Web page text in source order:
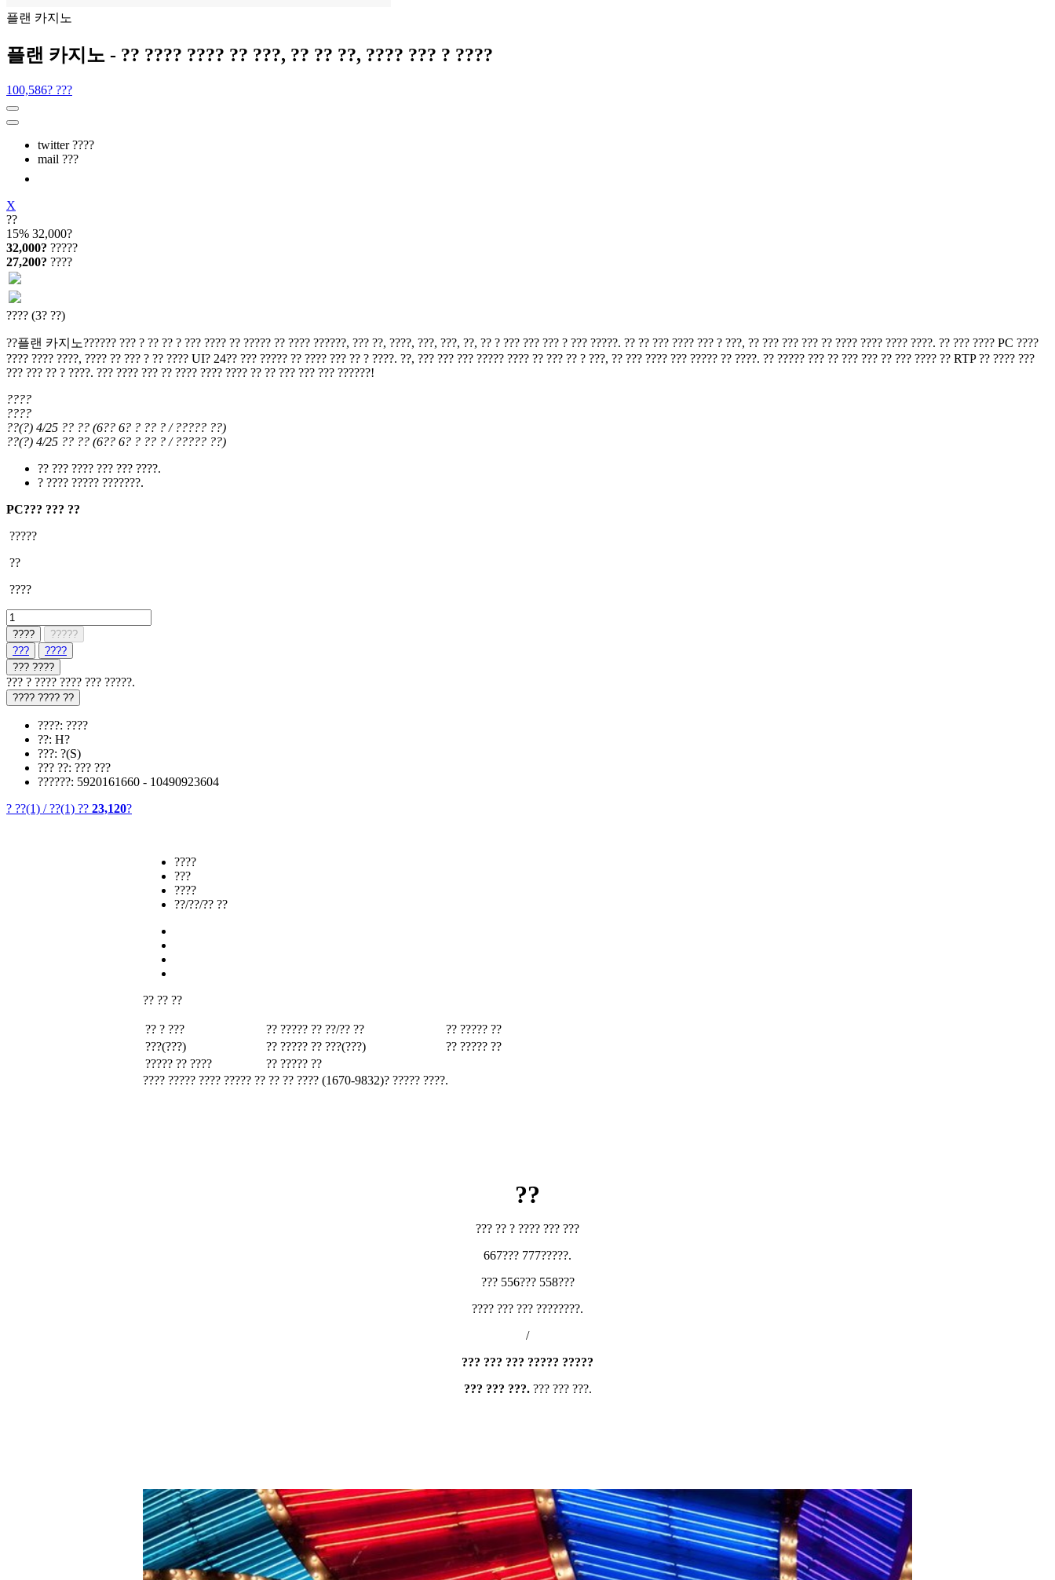
플랜 카지노
플랜 카지노 - ?? ???? ???? ?? ???, ?? ?? ??, ???? ??? ? ????
100,586? ???
twitter ????
mail ???
X
??
15% 32,000?
32,000? ?????
27,200? ????
???? (3? ??)
??플랜 카지노?????? ??? ? ?? ?? ? ??? ???? ?? ????? ?? ???? ??????, ??? ??, ????, ???, ???, ??, ?? ? ??? ??? ??? ? ??? ?????. ?? ?? ??? ???? ??? ? ???, ?? ??? ??? ??? ?? ???? ???? ???? ????. ?? ??? ???? PC ????
???? ???? ????, ???? ?? ??? ? ?? ???? UI? 24?? ??? ????? ?? ???? ??? ?? ? ????. ??, ??? ??? ??? ????? ???? ?? ??? ?? ? ???, ?? ??? ???? ??? ????? ?? ????. ?? ????? ??? ?? ??? ??? ?? ??? ???? ?? RTP ?? ???? ???
??? ??? ?? ? ????. ??? ???? ??? ?? ???? ???? ???? ?? ?? ??? ??? ??? ??????!
????
????
??(?) 4/25 ?? ?? (6?? 6? ? ?? ? / ????? ??)
??(?) 4/25 ?? ?? (6?? 6? ? ?? ? / ????? ??)
?? ??? ???? ??? ??? ????.
? ???? ????? ???????.
PC??? ??? ??
?????
??
????
????
?????
???
????
??? ????
??? ? ???? ???? ??? ?????.
???? ???? ??
????: ????
??: H?
???: ?(S)
??? ??: ??? ???
??????: 5920161660 - 10490923604
? ??(1) / ??(1) ?? 23,120?
????
???
????
??/??/?? ??
?? ?? ??
?? ? ??? ?? ????? ?? ??/?? ??
?? ????? ??
???(???)
?? ????? ?? ???(???)
?? ????? ??
????? ?? ????
?? ????? ??
???? ????? ???? ????? ?? ?? ?? ???? (1670-9832)? ????? ????.
??
??? ?? ? ???? ??? ???
667??? 777?????.
??? 556??? 558???
???? ??? ??? ????????.
/
??? ??? ??? ????? ?????
??? ??? ???.??? ??? ???.